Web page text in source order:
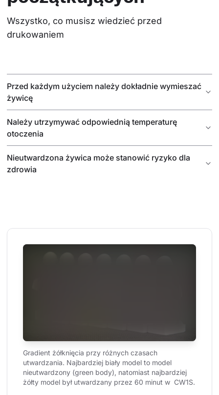
Wszystko, co musisz wiedzieć przed
drukowaniem
Przed każdym użyciem należy dokładnie wymieszać
żywicę
Należy utrzymywać odpowiednią temperaturę
otoczenia
Nieutwardzona żywica może stanowić ryzyko dla
zdrowia
Gradient żółknięcia przy różnych czasach
utwardzania. Najbardziej biały model to model
nieutwardzony (green body), natomiast najbardziej
żółty model był utwardzany przez 60 minut w  CW1S.